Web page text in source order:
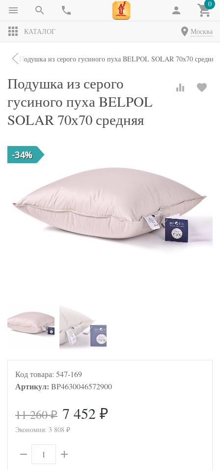
0
КАТАЛОГ Москва
Подушка из серого гусиного пуха BELPOL SOLAR 70х70 средняя
Подушка из серого
гусиного пуха BELPOL
SOLAR 70х70 средняя
-34%
Код товара: 547-169
Артикул: BP4630046572900
11 260₽ 7 452 ₽
Экономия: 3 808 ₽